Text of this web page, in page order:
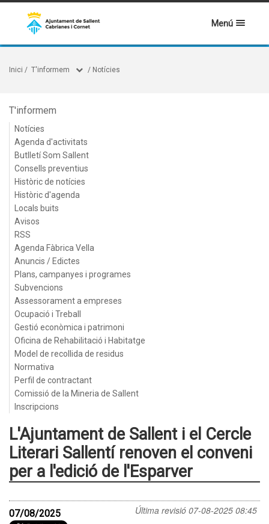
Menú
Inici / T'informem / Notícies
T'informem
Notícies
Agenda d'activitats
Butlletí Som Sallent
Consells preventius
Històric de notícies
Històric d'agenda
Locals buits
Avisos
RSS
Agenda Fàbrica Vella
Anuncis / Edictes
Plans, campanyes i programes
Subvencions
Assessorament a empreses
Ocupació i Treball
Gestió econòmica i patrimoni
Oficina de Rehabilitació i Habitatge
Model de recollida de residus
Normativa
Perfil de contractant
Comissió de la Mineria de Sallent
Inscripcions
L'Ajuntament de Sallent i el Cercle
Literari Sallentí renoven el conveni
per a l'edició de l'Esparver
Última revisió 07-08-2025 08:45
07/08/2025